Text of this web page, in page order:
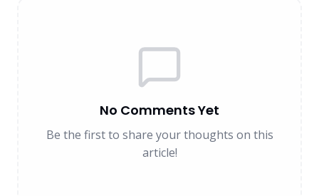
No Comments Yet
Be the first to share your thoughts on this
article!